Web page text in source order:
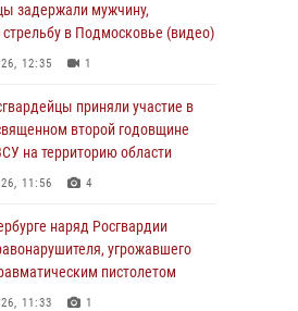
задержали мужчину,
в Подмосковье (видео)
12:35 1
приняли участие в
второй годовщине
на территорию области
11:56 4
наряд Росгвардии
угрожавшего
пистолетом
11:33 1